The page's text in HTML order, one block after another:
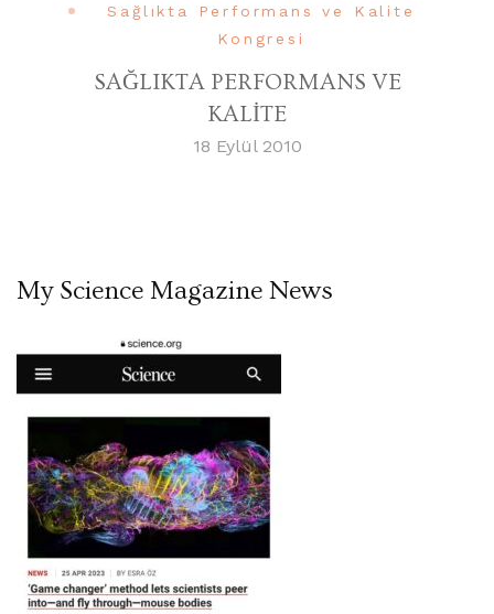
Sağlıkta Performans ve Kalite
Kongresi
SAĞLIKTA PERFORMANS VE
KALİTE
18 Eylül 2010
My Science Magazine News